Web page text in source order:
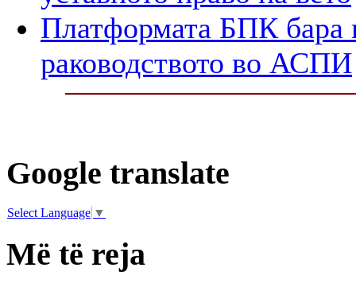
Платформата БПК бара
раководството во АСПИ
Google translate
Select Language ▼
Më të reja